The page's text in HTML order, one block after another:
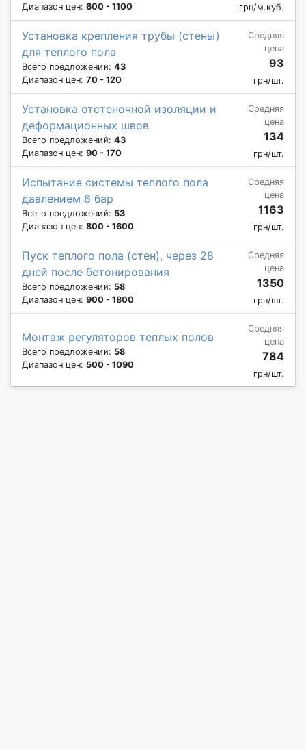
Диапазон цен: 600 - 1100 грн/м.куб.
Установка крепления трубы (стены)
для теплого пола
Всего предложений: 43
Диапазон цен: 70 - 120
Средняя
цена
93
грн/шт.
Установка отстеночной изоляции и
деформационных швов
Всего предложений: 43
Диапазон цен: 90 - 170
Средняя
цена
134
грн/шт.
Испытание системы теплого пола
давлением 6 бар
Всего предложений: 53
Диапазон цен: 800 - 1600
Средняя
цена
1163
грн/шт.
Пуск теплого пола (стен), через 28
дней после бетонирования
Всего предложений: 58
Диапазон цен: 900 - 1800
Средняя
цена
1350
грн/шт.
Монтаж регуляторов теплых полов
Всего предложений: 58
Диапазон цен: 500 - 1090
Средняя
цена
784
грн/шт.